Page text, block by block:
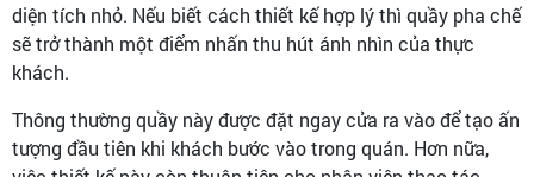
diện tích nhỏ. Nếu biết cách thiết kế hợp lý thì quầy pha chế
sẽ trở thành một điểm nhấn thu hút ánh nhìn của thực
khách.
Thông thường quầy này được đặt ngay cửa ra vào để tạo ấn
tượng đầu tiên khi khách bước vào trong quán. Hơn nữa,